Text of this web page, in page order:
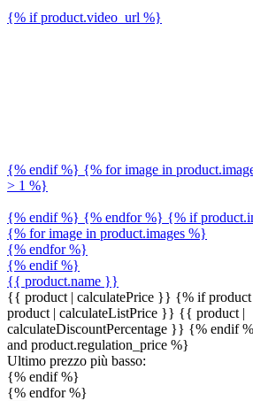
{% if product.video_url %}
{% endif %} {% for image in
> 1 %}
{% endif %} {% endfor %} {% if
{% for image in product.images %}
{% endfor %}
{% endif %}
{{ product.name }}
{{ product | calculatePrice }} {% if product
product | calculateListPrice }} {{ product |
calculateDiscountPercentage }} {% endif
and product.regulation_price %}
Ultimo prezzo più basso:
{% endif %}
{% endfor %}